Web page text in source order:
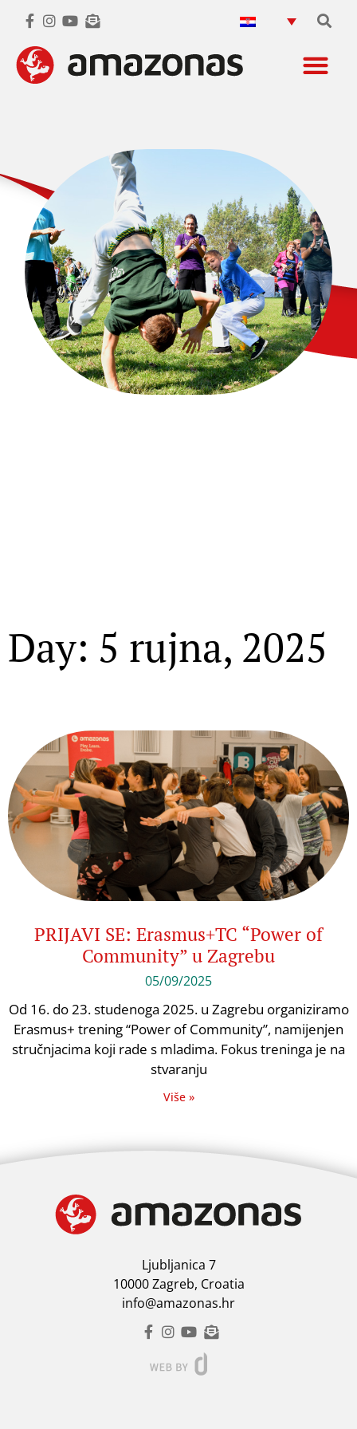
Day: 5 rujna, 2025
PRIJAVI SE: Erasmus+TC “Power of
Community” u Zagrebu
05/09/2025
Od 16. do 23. studenoga 2025. u Zagrebu organiziramo
Erasmus+ trening “Power of Community”, namijenjen
stručnjacima koji rade s mladima. Fokus treninga je na
stvaranju
Više »
Ljubljanica 7
10000 Zagreb, Croatia
info@amazonas.hr